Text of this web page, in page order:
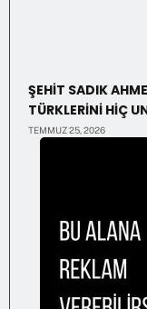
ŞEHİT SADIK
TÜRKLERİNİ HİÇ
TEMMUZ 25, 2026